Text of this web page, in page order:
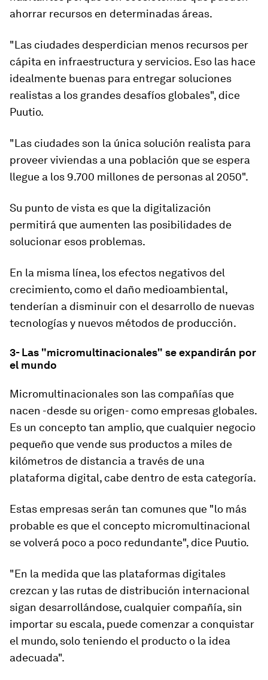
ahorrar recursos en determinadas áreas.
"Las ciudades desperdician menos recursos per
cápita en infraestructura y servicios. Eso las hace
idealmente buenas para entregar soluciones
realistas a los grandes desafíos globales", dice
Puutio.
"Las ciudades son la única solución realista para
proveer viviendas a una población que se espera
llegue a los 9.700 millones de personas al 2050".
Su punto de vista es que la digitalización
permitirá que aumenten las posibilidades de
solucionar esos problemas.
En la misma línea, los efectos negativos del
crecimiento, como el daño medioambiental,
tenderían a disminuir con el desarrollo de nuevas
tecnologías y nuevos métodos de producción.
3- Las "micromultinacionales" se expandirán por
el mundo
Micromultinacionales son las compañías que
nacen -desde su origen- como empresas globales.
Es un concepto tan amplio, que cualquier negocio
pequeño que vende sus productos a miles de
kilómetros de distancia a través de una
plataforma digital, cabe dentro de esta categoría.
Estas empresas serán tan comunes que "lo más
probable es que el concepto micromultinacional
se volverá poco a poco redundante", dice Puutio.
"En la medida que las plataformas digitales
crezcan y las rutas de distribución internacional
sigan desarrollándose, cualquier compañía, sin
importar su escala, puede comenzar a conquistar
el mundo, solo teniendo el producto o la idea
adecuada".